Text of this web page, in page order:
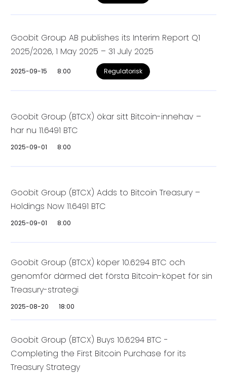
Goobit Group AB publishes its Interim Report Q1
2025/2026, 1 May 2025 – 31 July 2025
2025-09-15 8:00 Regulatorisk
Goobit Group (BTCX) ökar sitt Bitcoin-innehav –
har nu 11.6491 BTC
2025-09-01 8:00
Goobit Group (BTCX) Adds to Bitcoin Treasury –
Holdings Now 11.6491 BTC
2025-09-01 8:00
Goobit Group (BTCX) köper 10.6294 BTC och
genomför därmed det första Bitcoin-köpet för sin
Treasury-strategi
2025-08-20 18:00
Goobit Group (BTCX) Buys 10.6294 BTC -
Completing the First Bitcoin Purchase for its
Treasury Strategy